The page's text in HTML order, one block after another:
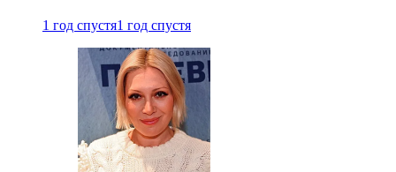
1 год спустя1 год спустя